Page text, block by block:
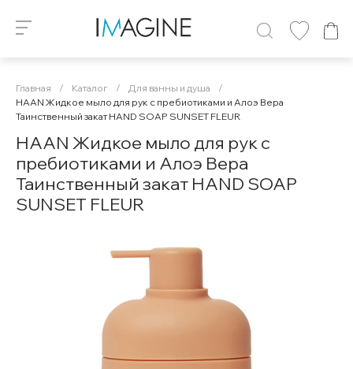
Главная / Каталог / Для ванны и душа
/
HAAN Жидкое мыло для рук с пребиотиками и Алоэ Вера
Таинственный закат HAND SOAP SUNSET FLEUR
HAAN Жидкое мыло для рук с
пребиотиками и Алоэ Вера
Таинственный закат HAND SOAP
SUNSET FLEUR